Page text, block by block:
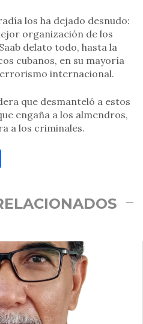
los ha dejado desnudo:
organización de los
delato todo, hasta la
cubanos, en su mayoría
internacional.
que desmanteló a estos
engaña a los almendros,
a los criminales.